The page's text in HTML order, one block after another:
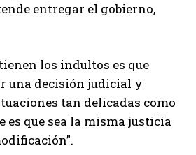
entregar el gobierno,
los indultos es que
una decisión judicial y
tan delicadas como
es que sea la misma justicia